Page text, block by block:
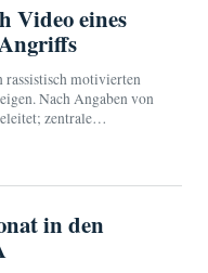
Video eines
rassistisch motivierten
Nach Angaben von
zentrale
in den